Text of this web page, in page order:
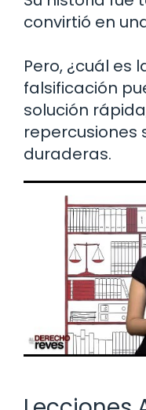
convirtió en
Pero, ¿cuál es
falsificación
solución
repercusiones
duraderas.